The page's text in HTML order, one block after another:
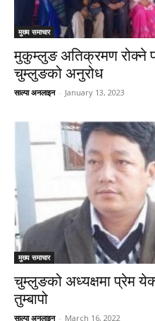
मुख्य समाचार
मुकुम्लुङ अतिक्रमण रोक्ने
चुम्लुङको अनुरोध
साल्पा अनलाइन - January 13, 2023
मुख्य समाचार
चुम्लुङको अध्यक्षमा प्रेम
तुम्बापो
साल्पा अनलाइन - March 16, 2022